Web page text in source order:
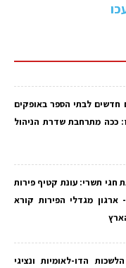
חדשים לבתי הספר באופקים
ככה מתרחבת שדרת הניהול
חגי תשרי: עונת קטיף פירות
מגדלי הפירות קורא
הדו-לאומיות ונציגי